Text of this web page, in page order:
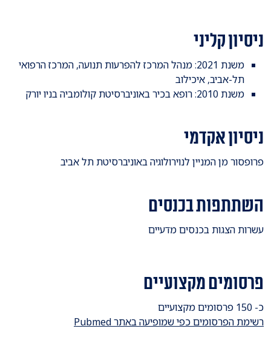
ניסיון קליני
משנת ​2021: מנהל המרכז להפרעות תנועה, המרכז הרפואי
תל-אביב, איכילוב
משנת 2010: רופא בכיר באוניברסיטת קולומביה בניו יורק
ניסיון אקדמי
פרופסור מן המניין לנוירולוגיה באוניברסיטת תל אביב
השתתפות בכנסים
​עשרות הצגות בכנסים מדעיים
פרסומים מקצועיים
​כ- 150 פרסומים מקצועיים
רשימת הפרסומים כפי שמופיעה באתר Pubmed